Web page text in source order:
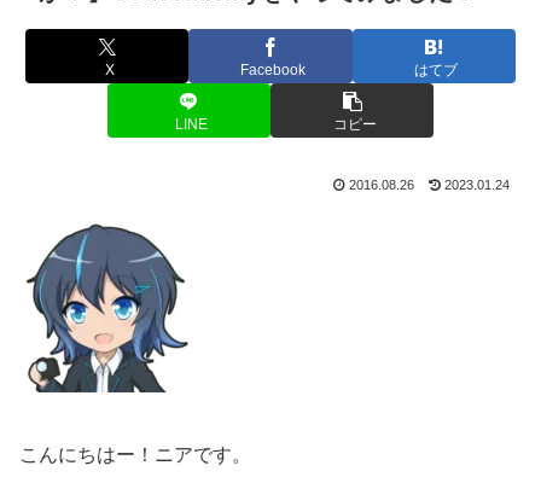
X Facebook はてブ
LINE コピー
2016.08.26 2023.01.24
こんにちはー！ニアです。